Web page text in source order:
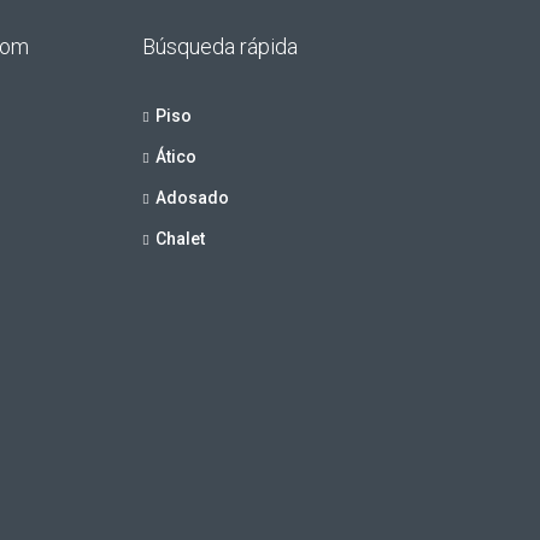
Búsqueda rápida
Piso
Ático
Adosado
Chalet